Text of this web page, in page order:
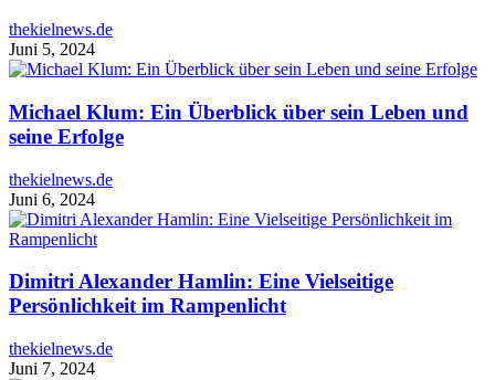
thekielnews.de
Juni 5, 2024
Michael Klum: Ein Überblick über sein Leben und
seine Erfolge
thekielnews.de
Juni 6, 2024
Dimitri Alexander Hamlin: Eine Vielseitige
Persönlichkeit im Rampenlicht
thekielnews.de
Juni 7, 2024